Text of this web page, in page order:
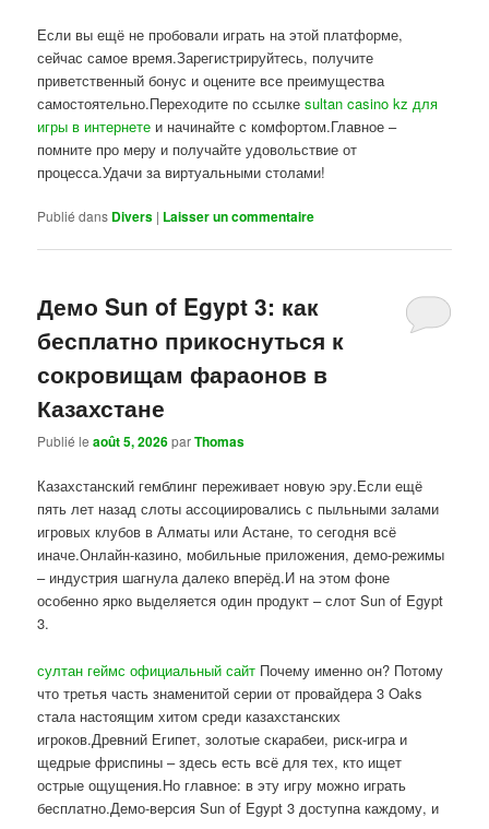
Если вы ещё не пробовали играть на этой платформе,
сейчас самое время.Зарегистрируйтесь, получите
приветственный бонус и оцените все преимущества
самостоятельно.Переходите по ссылкеsultan casino kz для
игры в интернете и начинайте с комфортом.Главное –
помните про меру и получайте удовольствие от
процесса.Удачи за виртуальными столами!
Publié dans Divers | Laisser un commentaire
Демо Sun of Egypt 3: как
бесплатно прикоснуться к
сокровищам фараонов в
Казахстане
Publié leaoût 5, 2026parThomas
Казахстанский гемблинг переживает новую эру.Если ещё
пять лет назад слоты ассоциировались с пыльными залами
игровых клубов в Алматы или Астане, то сегодня всё
иначе.Онлайн-казино, мобильные приложения, демо-режимы
– индустрия шагнула далеко вперёд.И на этом фоне
особенно ярко выделяется один продукт – слот Sun of Egypt
3.
султан геймс официальный сайт Почему именно он? Потому
что третья часть знаменитой серии от провайдера 3 Oaks
стала настоящим хитом среди казахстанских
игроков.Древний Египет, золотые скарабеи, риск-игра и
щедрые фриспины – здесь есть всё для тех, кто ищет
острые ощущения.Но главное: в эту игру можно играть
бесплатно.Демо-версия Sun of Egypt 3 доступна каждому, и